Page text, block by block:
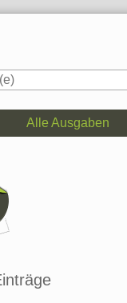
Alle Ausgaben